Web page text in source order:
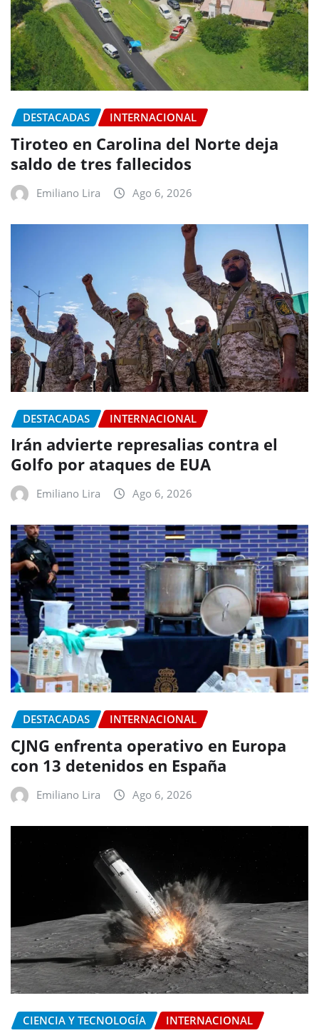
DESTACADAS INTERNACIONAL
Tiroteo en Carolina del Norte deja
saldo de tres fallecidos
Emiliano Lira Ago 6, 2026
DESTACADAS INTERNACIONAL
Irán advierte represalias contra el
Golfo por ataques de EUA
Emiliano Lira Ago 6, 2026
DESTACADAS INTERNACIONAL
CJNG enfrenta operativo en Europa
con 13 detenidos en España
Emiliano Lira Ago 6, 2026
CIENCIA Y TECNOLOGÍA INTERNACIONAL